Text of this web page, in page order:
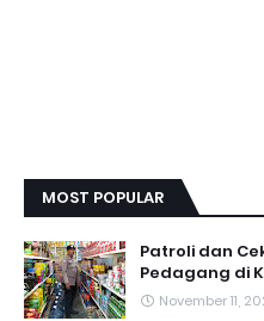
MOST POPULAR
Patroli dan
Pedagang di
November 11,